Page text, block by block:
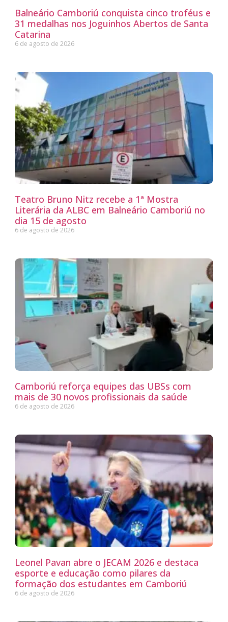
Balneário Camboriú conquista cinco troféus e
31 medalhas nos Joguinhos Abertos de Santa
Catarina
6 de agosto de 2026
Teatro Bruno Nitz recebe a 1ª Mostra
Literária da ALBC em Balneário Camboriú no
dia 15 de agosto
6 de agosto de 2026
Camboriú reforça equipes das UBSs com
mais de 30 novos profissionais da saúde
6 de agosto de 2026
Leonel Pavan abre o JECAM 2026 e destaca
esporte e educação como pilares da
formação dos estudantes em Camboriú
6 de agosto de 2026